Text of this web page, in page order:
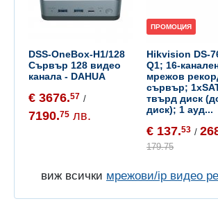
DSS-OneBox-H1/128
Сървър 128 видео
канала - DAHUA
€ 3676.57 /
7190.75 лв.
ПРОМОЦИЯ
Hikvision DS-
Q1; 16-
мрежов
сървър;
твърд диск
диск); 1 ауд...
€ 137.53 /
179.75
виж всички мрежови/ip видео